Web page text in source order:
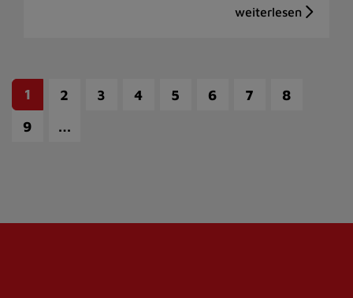
1 2 3 4 5 6 7
8
9
…